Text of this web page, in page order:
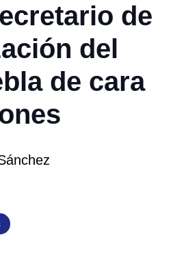
de
del
de cara